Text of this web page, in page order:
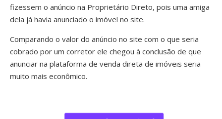
fizessem o anúncio na Proprietário Direto, pois uma amiga
dela já havia anunciado o imóvel no site.
Comparando o valor do anúncio no site com o que seria
cobrado por um corretor ele chegou à conclusão de que
anunciar na plataforma de venda direta de imóveis seria
muito mais econômico.